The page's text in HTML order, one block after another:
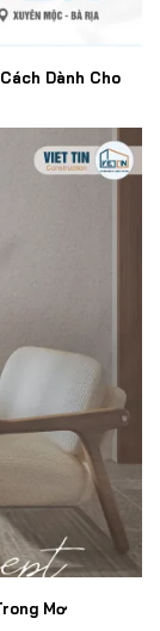
Dành Cho
Mơ